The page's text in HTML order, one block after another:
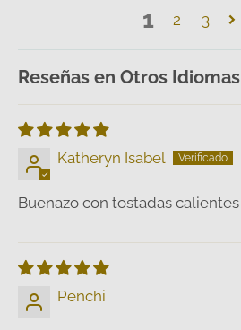
1 2 3
Reseñas en Otros Idiomas
Katheryn Isabel
Buenazo con tostadas calientes
Penchi